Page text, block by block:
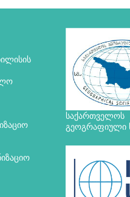
საქართველოს
გეოგრაფიული